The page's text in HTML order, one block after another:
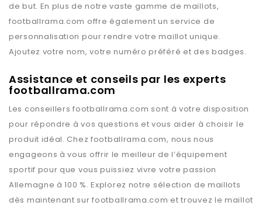
de but. En plus de notre vaste gamme de maillots,
footballrama.com offre également un service de
personnalisation pour rendre votre maillot unique.
Ajoutez votre nom, votre numéro préféré et des badges.
Assistance et conseils par les experts
footballrama.com
Les conseillersfootballrama.com sont à votre disposition
pour répondre à vos questions et vous aider à choisir le
produit idéal. Chez footballrama.com, nous nous
engageons à vous offrir le meilleur de l’équipement
sportif pour que vous puissiez vivre votre passion
Allemagne à 100 %. Explorez notre sélection de maillots
dès maintenant surfootballrama.com et trouvez le maillot